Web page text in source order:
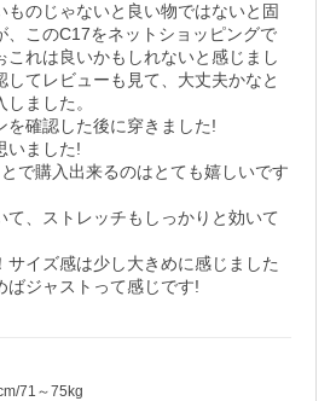
ものじゃないと良い物ではないと固
、このC17をネットショッピングで
これは良いかもしれないと感じまし
してレビューも見て、大丈夫かなと
ました。
を確認した後に穿きました!
いました!
で購入出来るのはとても嬉しいです
て、ストレッチもしっかりと効いて
サイズ感は少し大きめに感じました
ばジャストって感じです!
71～75kg